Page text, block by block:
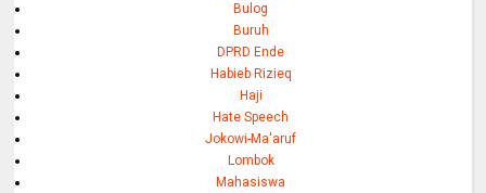
Bulog
Buruh
DPRD Ende
Habieb Rizieq
Haji
Hate Speech
Jokowi-Ma'aruf
Lombok
Mahasiswa